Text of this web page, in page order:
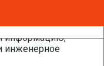
информацию,
инженерное